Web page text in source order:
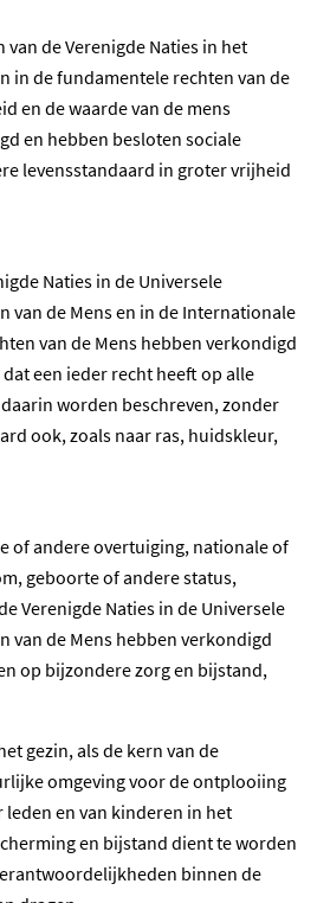
de Verenigde Naties in het
in de fundamentele rechten van de
en de waarde van de mens
en hebben besloten sociale
levensstandaard in groter vrijheid
Naties in de Universele
van de Mens en in de Internationale
van de Mens hebben verkondigd
een ieder recht heeft op alle
worden beschreven, zonder
ook, zoals naar ras, huidskleur,
of andere overtuiging, nationale of
geboorte of andere status,
Verenigde Naties in de Universele
van de Mens hebben verkondigd
op bijzondere zorg en bijstand,
gezin, als de kern van de
omgeving voor de ontplooiing
leden en van kinderen in het
en bijstand dient te worden
binnen de